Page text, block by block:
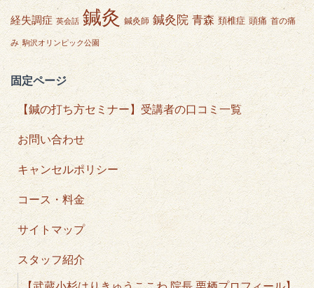
経失調症 英会話 鍼灸 鍼灸師 鍼灸院 青森 頚椎症 頭痛 首の痛
み 駒沢オリンピック公園
固定ページ
【鍼の打ち方セミナー】受講者の口コミ一覧
お問い合わせ
キャンセルポリシー
コース・料金
サイトマップ
スタッフ紹介